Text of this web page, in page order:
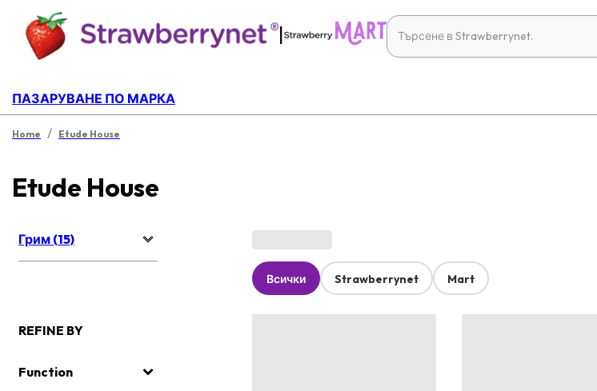
|
ПАЗАРУВАНЕ ПО МАРКА
Home / Etude House
Etude House
Грим (15)
REFINE BY
Function
Всички Strawberrynet Mart